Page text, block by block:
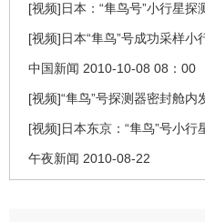
[视频]日本：“隼鸟号”小行星探
[视频]日本“隼鸟”号成功采样小
中国新闻 2010-10-08 08：00
[视频]“隼鸟”号探测器密封舱内
[视频]日本东京：“隼鸟”号小行
午夜新闻 2010-08-22